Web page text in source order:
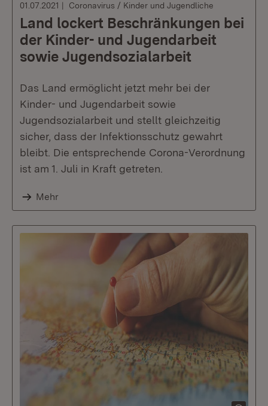
01.07.2021 Coronavirus / Kinder und Jugendliche
Land lockert Beschränkungen bei
der Kinder- und Jugendarbeit
sowie Jugendsozialarbeit
Das Land ermöglicht jetzt mehr bei der
Kinder- und Jugendarbeit sowie
Jugendsozialarbeit und stellt gleichzeitig
sicher, dass der Infektionsschutz gewahrt
bleibt. Die entsprechende Corona-Verordnung
ist am 1. Juli in Kraft getreten.
Mehr